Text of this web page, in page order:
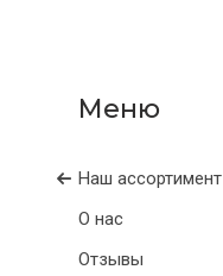
Наш ассортимент
О нас
Отзывы